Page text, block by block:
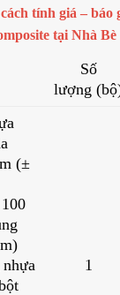
tính giá – báo
tại Nhà Bè
Số
lượng
(±
1